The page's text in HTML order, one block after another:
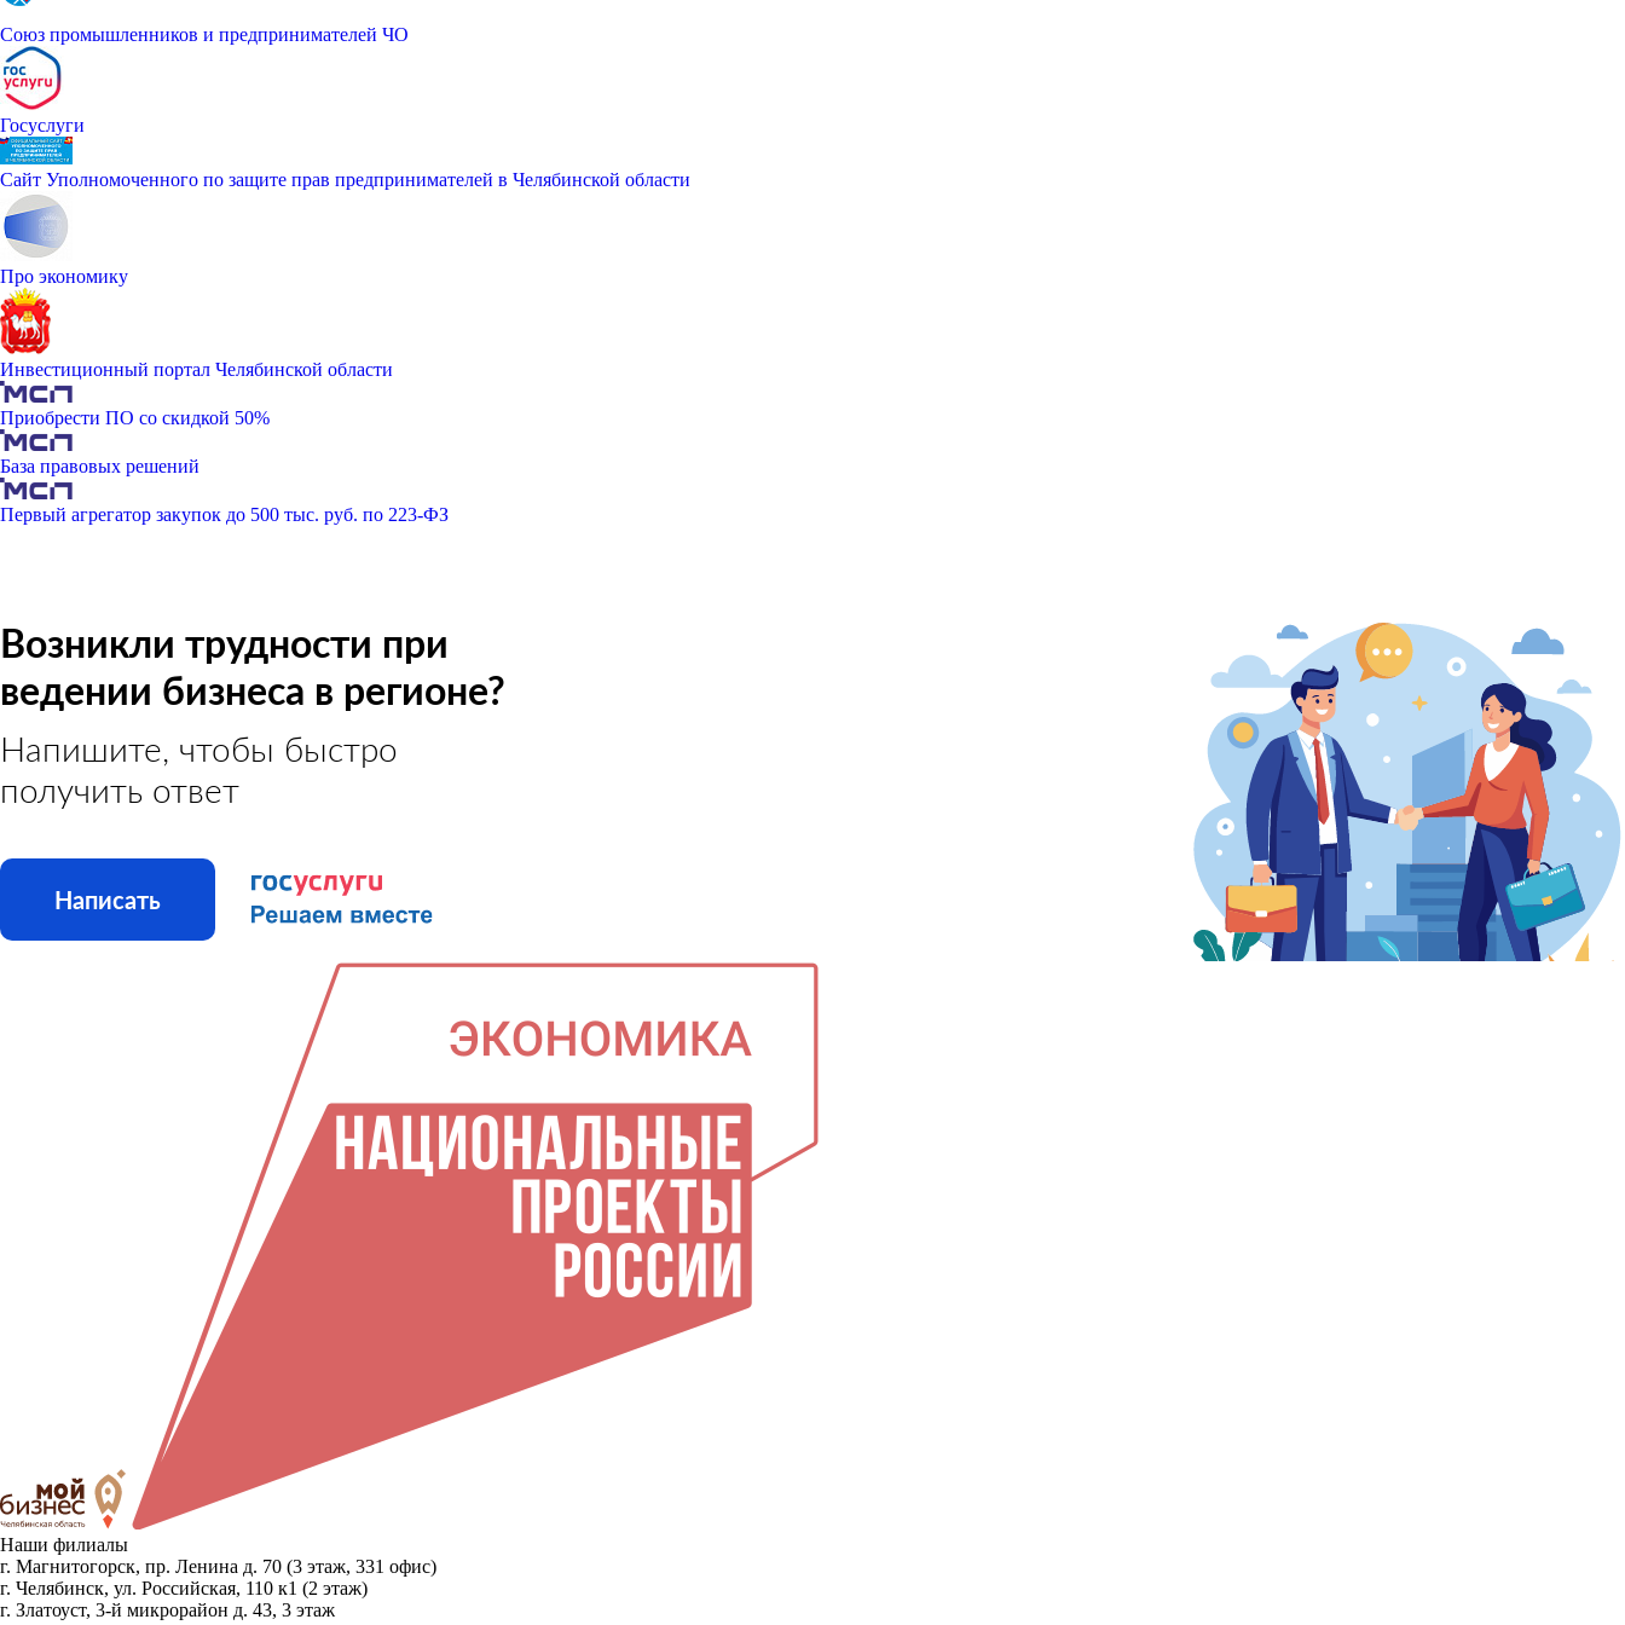
Союз промышленников и предпринимателей ЧО
Госуслуги
Сайт Уполномоченного по защите прав предпринимателей в Челябинской области
Про экономику
Инвестиционный портал Челябинской области
Приобрести ПО со скидкой 50%
База правовых решений
Первый агрегатор закупок до 500 тыс. руб. по 223-ФЗ
Возникли трудности при
ведении бизнеса в регионе?
Напишите, чтобы быстро
получить ответ
Написать
Наши филиалы
г. Магнитогорск, пр. Ленина д. 70 (3 этаж, 331 офис)
г. Челябинск, ул. Российская, 110 к1 (2 этаж)
г. Златоуст, 3-й микрорайон д. 43, 3 этаж